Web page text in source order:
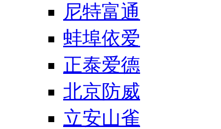
尼特富通
蚌埠依爱
正泰爱德
北京防威
立安山雀